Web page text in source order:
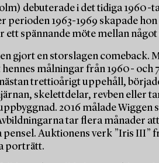
debuterade i det tidiga
perioden 1963-1969 skapade
ett spännande möte mellan
gjort en storslagen comeback.
hennes målningar från 1960-
trettioårigt uppehåll,
skelettdelar, revben eller
2016 målade Wiggen
tar flera månader
Auktionens verk ”Iris III”
porträtt.